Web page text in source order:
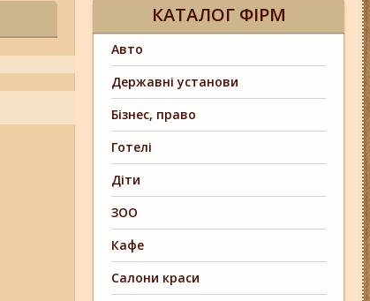
КАТАЛОГ ФІРМ
Авто
Державні установи
Бізнес, право
Готелі
Діти
ЗОО
Кафе
Салони краси